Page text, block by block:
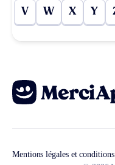
V W X Y
Mentions légales et